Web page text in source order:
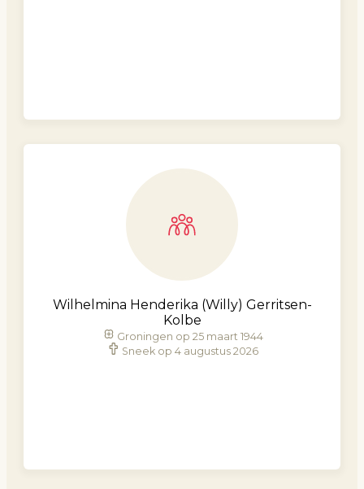
Wilhelmina Henderika (Willy) Gerritsen-
Kolbe
Groningen op 25 maart 1944
Sneek op 4 augustus 2026